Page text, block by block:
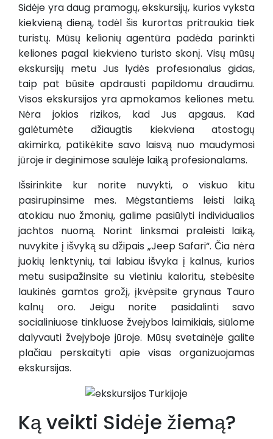
Sidėje yra daug pramogų, ekskursijų, kurios vyksta
kiekvieną dieną, todėl šis kurortas pritraukia tiek
turistų. Mūsų kelionių agentūra padėda parinkti
keliones pagal kiekvieno turisto skonį. Visų mūsų
ekskursijų metu Jus lydės profesıonalus gidas,
taip pat būsite apdrausti papildomu draudimu.
Visos ekskursijos yra apmokamos keliones metu.
Nėra jokios rizikos, kad Jus apgaus. Kad
galėtumėte džiaugtis kiekviena atostogų
akimirka, patikėkite savo laisvą nuo maudymosi
jūroje ir deginimose saulėje laiką profesionalams.
Išsirinkite kur norite nuvykti, o viskuo kitu
pasirupinsime mes. Mėgstantiems leisti laiką
atokiau nuo žmonių, galime pasiūlyti individualios
jachtos nuomą. Norint linksmai praleisti laiką,
nuvykite į išvyką su džipais „Jeep Safari“. Čia nėra
juokių lenktynių, tai labiau išvyka į kalnus, kurios
metu susipažinsite su vietiniu kaloritu, stebėsite
laukinės gamtos grožį, įkvėpsite grynaus Tauro
kalnų oro. Jeigu norite pasidalinti savo
socialiniuose tinkluose žvejybos laimikiais, siūlome
dalyvauti žvejyboje jūroje. Mūsų svetainėje galite
plačiau perskaityti apie visas organizuojamas
ekskursijas.
Ką veikti Sidėje žiemą?